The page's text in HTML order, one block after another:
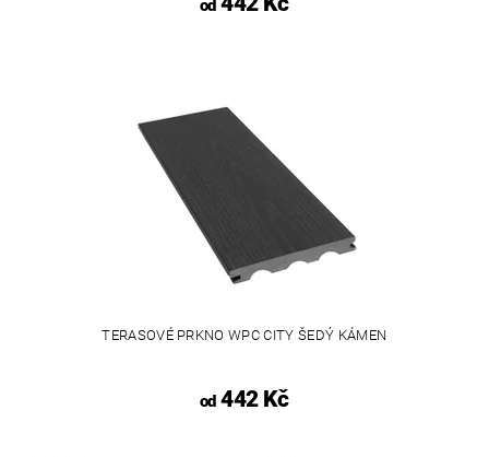
od
TERASOVÉ PRKNO WPC CITY ŠEDÝ KÁMEN
od442 Kč